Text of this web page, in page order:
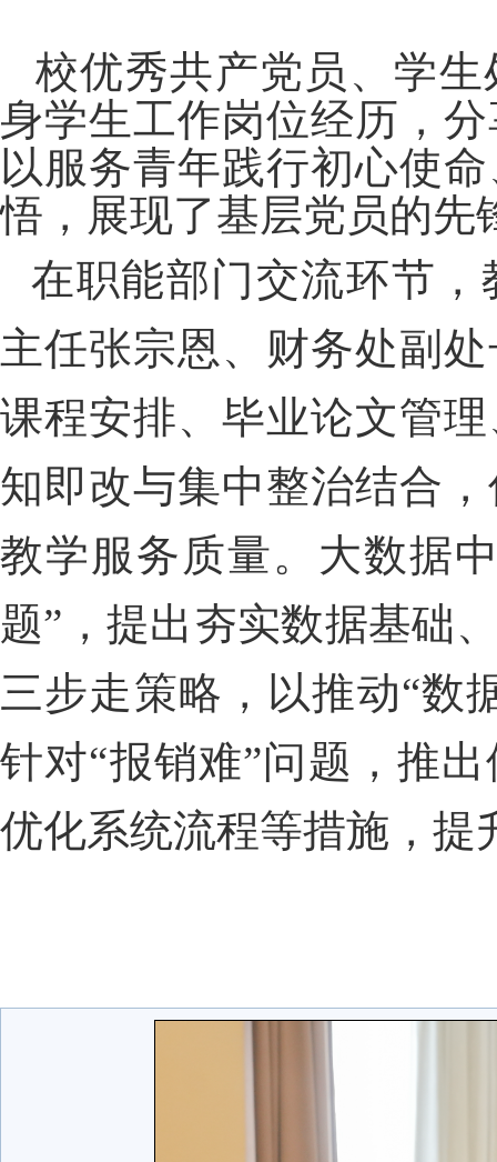
校优秀共产党员、学
身学生工作岗位经历，
以服务青年践行初心使
悟，展现了基层党员的先
在职能部门交流环节
主任张宗恩、财务处副
课程安排、毕业论文管
知即改与集中整治结合
教学服务质量。大数据
题”，提出夯实数据基础
三步走策略，以推动“数
针对“报销难”问题，推
优化系统流程等措施，提